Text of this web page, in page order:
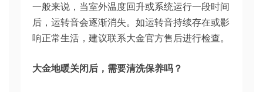
一般来说，当室外温度回升或系统运行一段时间
后，运转音会逐渐消失。如运转音持续存在或影
响正常生活，建议联系大金官方售后进行检查。
大金地暖关闭后，需要清洗保养吗？